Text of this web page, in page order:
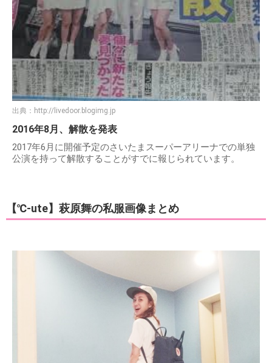
出典： http://livedoor.blogimg.jp
2016年8月、解散を発表
2017年6月に開催予定のさいたまスーパーアリーナでの単独
公演を持って解散することがすでに報じられています。
【℃-ute】萩原舞の私服画像まとめ